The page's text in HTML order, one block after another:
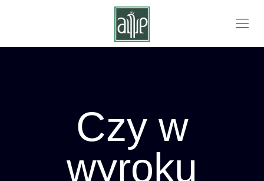
Czy w
wyroku